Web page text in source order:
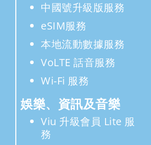
中國號升級版服務
eSIM服務
本地流動數據服務
VoLTE 話音服務
Wi-Fi 服務
娛樂、資訊及音樂
Viu 升級會員 Lite 服
務